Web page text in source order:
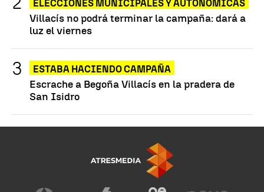
ELECCIONES MUNICIPALES Y AUTONÓMICAS
Villacís no podrá terminar la campaña: dará a
luz el viernes
ESTABA HACIENDO CAMPAÑA
Escrache a Begoña Villacís en la pradera de
San Isidro